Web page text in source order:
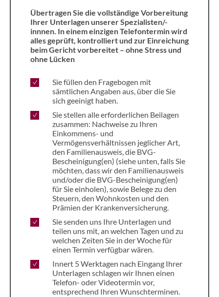
Übertragen Sie die vollständige Vorbereitung
Ihrer Unterlagen unserer Spezialisten/-
innnen. In einem einzigen Telefontermin wird
alles geprüft, kontrolliert und zur Einreichung
beim Gericht vorbereitet – ohne Stress und
ohne Lücken
Sie füllen den Fragebogen mit
sämtlichen Angaben aus, über die Sie
sich geeinigt haben.
Sie stellen alle erforderlichen Beilagen
zusammen: Nachweise zu Ihren
Einkommens- und
Vermögensverhältnissen jeglicher Art,
den Familienausweis, die BVG-
Bescheinigung(en) (siehe unten, falls Sie
möchten, dass wir den Familienausweis
und/oder die BVG-Bescheinigung(en)
für Sie einholen), sowie Belege zu den
Steuern, den Wohnkosten und den
Prämien der Krankenversicherung.
Sie senden uns Ihre Unterlagen und
teilen uns mit, an welchen Tagen und zu
welchen Zeiten Sie in der Woche für
einen Termin verfügbar wären.
Innert 5 Werktagen nach Eingang Ihrer
Unterlagen schlagen wir Ihnen einen
Telefon- oder Videotermin vor,
entsprechend Ihren Wunschterminen.